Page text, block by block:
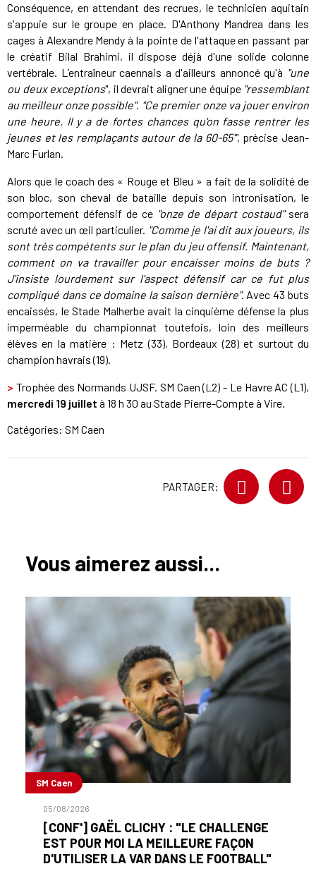
Conséquence, en attendant des recrues, le technicien aquitain
s'appuie sur le groupe en place. D'Anthony Mandrea dans les
cages à Alexandre Mendy à la pointe de l'attaque en passant par
le créatif Bilal Brahimi, il dispose déjà d'une solide colonne
vertébrale. L’entraîneur caennais a d'ailleurs annoncé qu'à "une
ou deux exceptions", il devrait aligner une équipe "ressemblant
au meilleur onze possible". "Ce premier onze va jouer environ
une heure. Il y a de fortes chances qu'on fasse rentrer les
jeunes et les remplaçants autour de la 60-65'", précise Jean-
Marc Furlan.
Alors que le coach des « Rouge et Bleu » a fait de la solidité de
son bloc, son cheval de bataille depuis son intronisation, le
comportement défensif de ce "onze de départ costaud"sera
scruté avec un œil particulier. "Comme je l'ai dit aux joueurs, ils
sont très compétents sur le plan du jeu offensif. Maintenant,
comment on va travailler pour encaisser moins de buts ?
J'insiste lourdement sur l'aspect défensif car ce fut plus
compliqué dans ce domaine la saison dernière". Avec 43 buts
encaissés, le Stade Malherbe avait la cinquième défense la plus
imperméable du championnat toutefois, loin des meilleurs
élèves en la matière : Metz (33), Bordeaux (28) et surtout du
champion havrais (19).
> Trophée des Normands UJSF. SM Caen (L2) - Le Havre AC (L1),
mercredi 19 juillet à 18 h 30 au Stade Pierre-Compte à Vire.
Catégories: SM Caen
PARTAGER:
Vous aimerez aussi...
SM Caen
05/08/2026
[CONF'] GAËL CLICHY : "LE CHALLENGE
EST POUR MOI LA MEILLEURE FAÇON
D'UTILISER LA VAR DANS LE FOOTBALL"